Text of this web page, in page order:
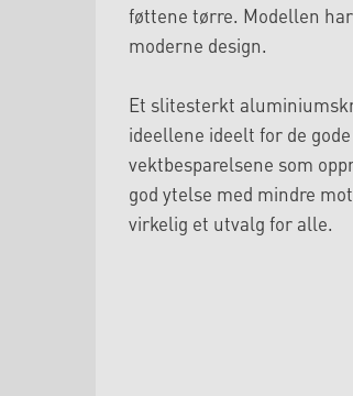
føttene tørre. Modellen
moderne design.
Et slitesterkt
ideellene ideelt for de
vektbesparelsene som
god ytelse med mindre
virkelig et utvalg for alle.